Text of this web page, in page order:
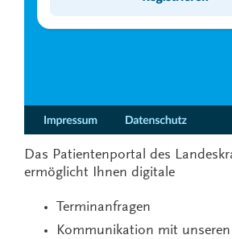
Das Patientenportal des
ermöglicht Ihnen digitale
Terminanfragen
Kommunikation mit